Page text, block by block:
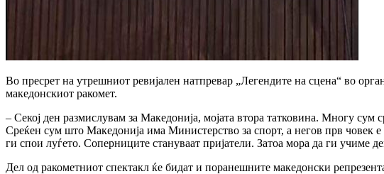
Во пресрет на утрешниот ревијален натпревар „Легендите на сцена“ во
македонскиот ракомет.
– Секој ден размислувам за Македонија, мојата втора татковина. Многу
Среќен сум што Македонија има Министерство за спорт, а негов прв човек
ги спои луѓето. Соперниците стануваат пријатели. Затоа мора да ги учиме
Дел од ракометниот спектакл ќе бидат и поранешните македонски